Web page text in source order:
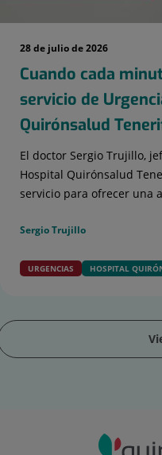
28 de julio de 2026
Cuando cada
servicio de
Quirónsalud
El doctor Sergio Trujillo,
Hospital Quirónsalud
servicio para ofrecer una
Sergio Trujillo
URGENCIAS HOSPITAL